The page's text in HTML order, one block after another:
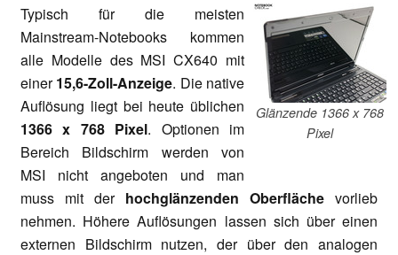
Glänzende 1366 x 768
Pixel
Typisch für die meisten
Mainstream-Notebooks kommen
alle Modelle des MSI CX640 mit
einer15,6-Zoll-Anzeige. Die native
Auflösung liegt bei heute üblichen
1366 x 768 Pixel. Optionen im
Bereich Bildschirm werden von
MSI nicht angeboten und man
muss mit der hochglänzenden Oberfläche vorlieb
nehmen. Höhere Auflösungen lassen sich über einen
externen Bildschirm nutzen, der über den analogen